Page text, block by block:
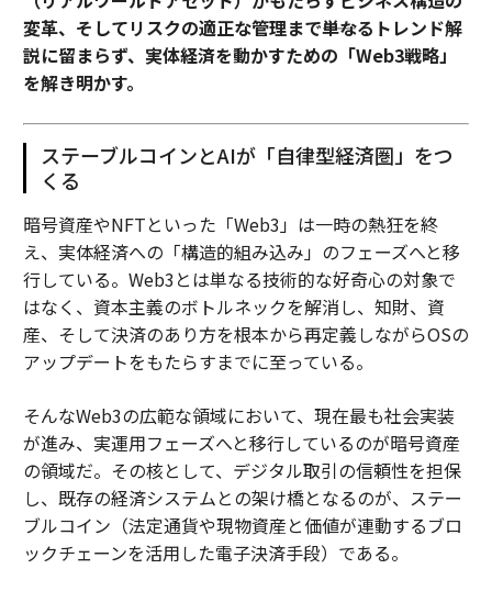
変革、そしてリスクの適正な管理まで――単なるトレンド解
説に留まらず、実体経済を動かすための「Web3戦略」
を解き明かす。
ステーブルコインとAIが「自律型経済圏」をつ
くる
暗号資産やNFTといった「Web3」は一時の熱狂を終
え、実体経済への「構造的組み込み」のフェーズへと移
行している。Web3とは単なる技術的な好奇心の対象で
はなく、資本主義のボトルネックを解消し、知財、資
産、そして決済のあり方を根本から再定義しながらOSの
アップデートをもたらすまでに至っている。
そんなWeb3の広範な領域において、現在最も社会実装
が進み、実運用フェーズへと移行しているのが暗号資産
の領域だ。その核として、デジタル取引の信頼性を担保
し、既存の経済システムとの架け橋となるのが、ステー
ブルコイン（法定通貨や現物資産と価値が連動するブロ
ックチェーンを活用した電子決済手段）である。